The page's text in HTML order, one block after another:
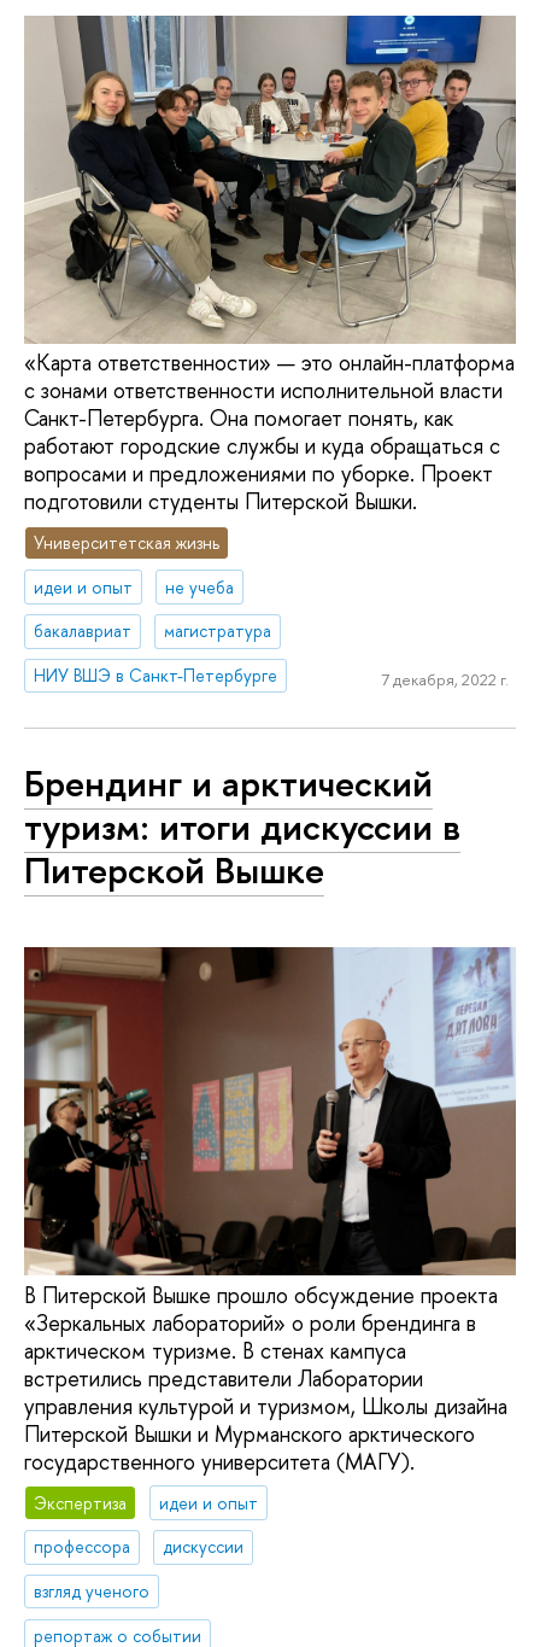
«Карта ответственности» — это онлайн-платформа
с зонами ответственности исполнительной власти
Санкт-Петербурга. Она помогает понять, как
работают городские службы и куда обращаться с
вопросами и предложениями по уборке. Проект
подготовили студенты Питерской Вышки.
Университетская жизнь
идеи и опыт
не учеба
бакалавриат
магистратура
НИУ ВШЭ в Санкт-Петербурге
7 декабря, 2022 г.
Брендинг и арктический
туризм: итоги дискуссии в
Питерской Вышке
В Питерской Вышке прошло обсуждение проекта
«Зеркальных лабораторий» о роли брендинга в
арктическом туризме. В стенах кампуса
встретились представители Лаборатории
управления культурой и туризмом, Школы дизайна
Питерской Вышки и Мурманского арктического
государственного университета (МАГУ).
Экспертиза
идеи и опыт
профессора
дискуссии
взгляд ученого
репортаж о событии